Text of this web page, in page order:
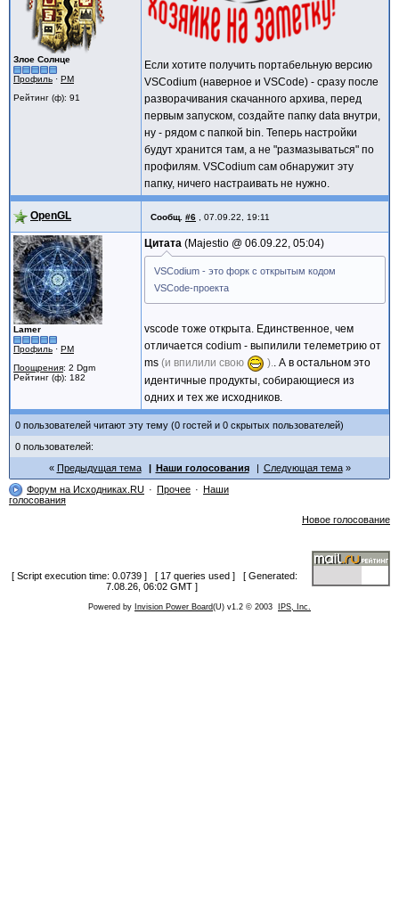
Злое Солнце
Профиль · PM
Рейтинг (ф): 91
Если хотите получить портабельную версию
VSCodium (наверное и VSCode) - сразу после
разворачивания скачанного архива, перед
первым запуском, создайте папку data внутри,
ну - рядом с папкой bin. Теперь настройки
будут хранится там, а не "размазываться" по
профилям. VSCodium сам обнаружит эту
папку, ничего настраивать не нужно.
OpenGL Сообщ. #6 07.09.22, 19:11
Lamer
Профиль · PM
Поощрения: 2 Dgm
Рейтинг (ф): 182
Цитата Majestio @ 06.09.22, 05:04
VSCodium - это форк с открытым кодом
VSCode-проекта
vscode тоже открыта. Единственное, чем
отличается codium - выпилили телеметрию от
ms (и впилили свою ).. А в остальном это
идентичные продукты, собирающиеся из
одних и тех же исходников.
0 пользователей читают эту тему (0 гостей и 0 скрытых пользователей)
0 пользователей:
Предыдущая тема
Наши голосования
Следующая тема
Форум на Исходниках.RU
Прочее
Наши
голосования
Новое голосование
[ Script execution time: 0.0739 ] [ 17 queries used ] [ Generated:
7.08.26, 06:02 GMT ]
Powered by Invision Power Board(U) v1.2 © 2003 IPS, Inc.